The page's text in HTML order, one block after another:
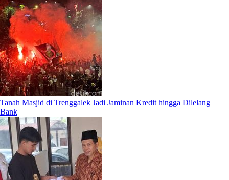
Tanah Masjid di Trenggalek Jadi Jaminan Kredit hingga Dilelang
Bank